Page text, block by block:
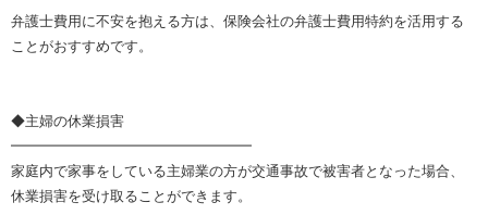
弁護士費用に不安を抱える方は、保険会社の弁護士費用特約を活用する
ことがおすすめです。
◆主婦の休業損害
━━━━━━━━━━━━━━━━━
家庭内で家事をしている主婦業の方が交通事故で被害者となった場合、
休業損害を受け取ることができます。